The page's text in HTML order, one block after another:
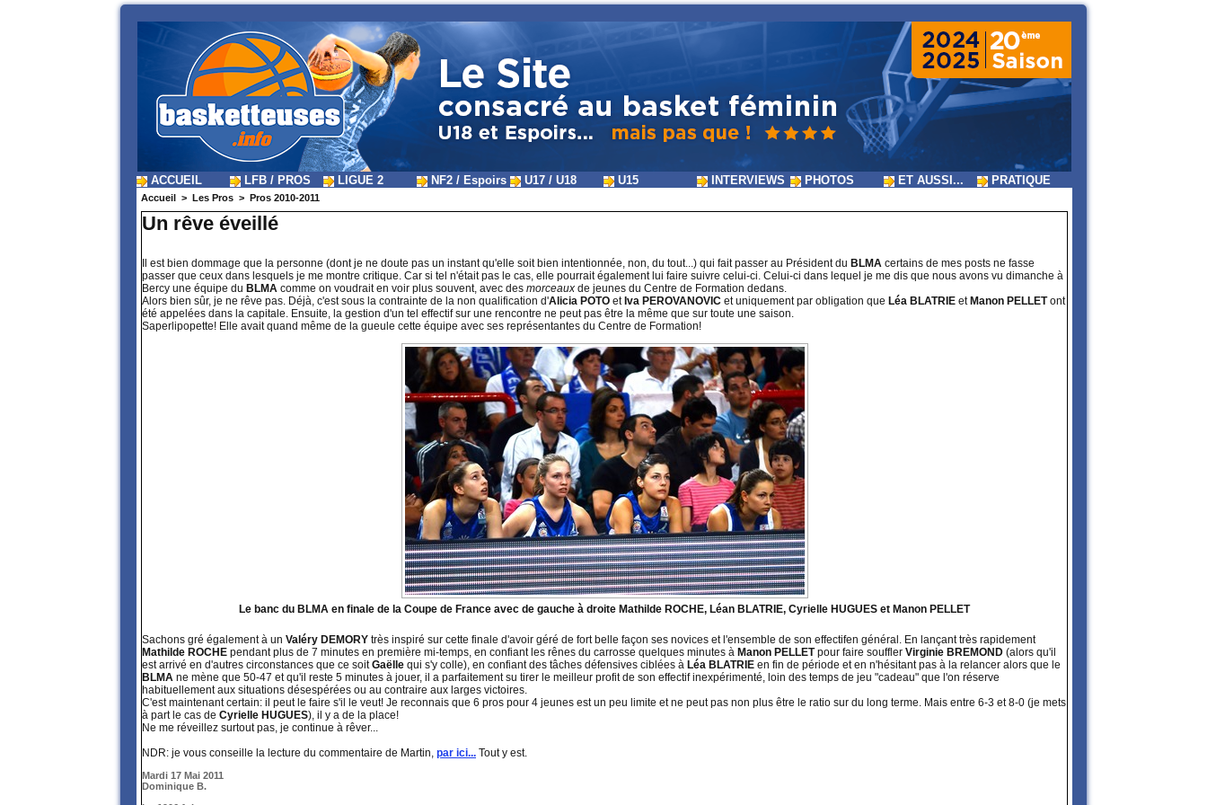
ACCUEIL LFB / PROS LIGUE 2 NF2 / Espoirs U17 / U18 U15 INTERVIEWS PHOTOS ET AUSSI... PRATIQUE
Accueil > Les Pros > Pros 2010-2011
Un rêve éveillé
Il est bien dommage que la personne (dont je ne doute pas un instant qu'elle soit bien intentionnée, non, du tout...) qui fait passer au Président du BLMA certains de mes posts ne fasse
passer que ceux dans lesquels je me montre critique. Car si tel n'était pas le cas, elle pourrait également lui faire suivre celui-ci. Celui-ci dans lequel je me dis que nous avons vu dimanche à
Bercy une équipe du BLMA comme on voudrait en voir plus souvent, avec des morceaux de jeunes du Centre de Formation dedans.
Alors bien sûr, je ne rêve pas. Déjà, c'est sous la contrainte de la non qualification d'Alicia POTO et Iva PEROVANOVIC et uniquement par obligation que Léa BLATRIE et Manon PELLETont
été appelées dans la capitale. Ensuite, la gestion d'un tel effectif sur une rencontre ne peut pas être la même que sur toute une saison.
Saperlipopette! Elle avait quand même de la gueule cette équipe avec ses représentantes du Centre de Formation!
Le banc du BLMA en finale de la Coupe de France avec de gauche à droite Mathilde ROCHE, Léan BLATRIE, Cyrielle HUGUES et Manon PELLET
Sachons gré également à un Valéry DEMORY très inspiré sur cette finale d'avoir géré de fort belle façon ses novices et l'ensemble de son effectifen général. En lançant très rapidement
Mathilde ROCHE pendant plus de 7 minutes en première mi-temps, en confiant les rênes du carrosse quelques minutes à Manon PELLETpour faire souffler Virginie BREMOND (alors qu'il
est arrivé en d'autres circonstances que ce soitGaëlle qui s'y colle), en confiant des tâches défensives ciblées à Léa BLATRIE en fin de période et en n'hésitant pas à la relancer alors que le
BLMA ne mène que 50-47 et qu'il reste 5 minutes à jouer, il a parfaitement su tirer le meilleur profit de son effectif inexpérimenté, loin des temps de jeu "cadeau" que l'on réserve
habituellement aux situations désespérées ou au contraire aux larges victoires.
C'est maintenant certain: il peut le faire s'il le veut! Je reconnais que 6 pros pour 4 jeunes est un peu limite et ne peut pas non plus être le ratio sur du long terme. Mais entre 6-3 et 8-0 (je mets
à part le cas de Cyrielle HUGUES), il y a de la place!
Ne me réveillez surtout pas, je continue à rêver...
NDR: je vous conseille la lecture du commentaire de Martin, par ici... Tout y est.
Mardi 17 Mai 2011
Dominique B.